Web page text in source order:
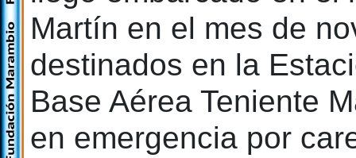
Martín en el mes de
destinados en la
Base Aérea Teniente
en emergencia por